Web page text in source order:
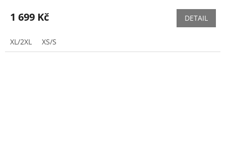
1 699 Kč DETAIL
XL/2XL XS/S